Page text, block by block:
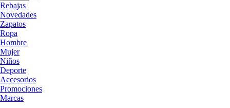
Rebajas
Novedades
Zapatos
Ropa
Hombre
Mujer
Niños
Deporte
Accesorios
Promociones
Marcas